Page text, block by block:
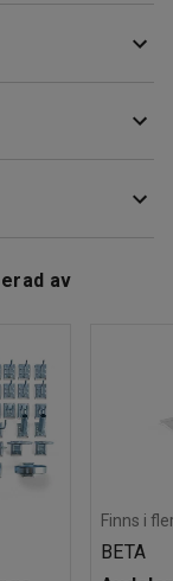
med
av
Finns i
BETA